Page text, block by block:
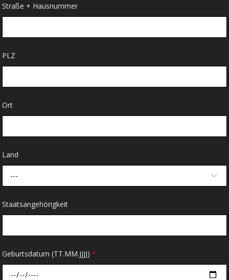
Straße + Hausnummer
PLZ
Ort
Land
---
Staatsangehörigkeit
Geburtsdatum (TT.MM.JJJJ)*